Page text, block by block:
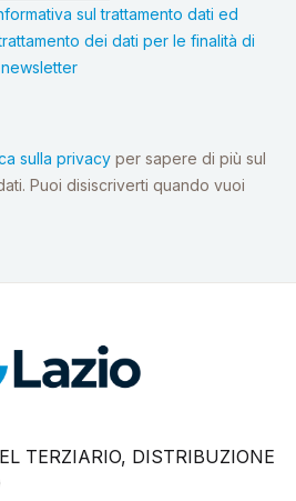
sul trattamento dati ed
dei dati per le finalità di
sulla privacy per sapere di più sul
Puoi disiscriverti quando vuoi
TERZIARIO, DISTRIBUZIONE